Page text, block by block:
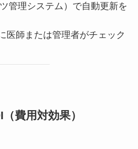
管理システム）で自動更新を
医師または管理者がチェック
費用対効果）